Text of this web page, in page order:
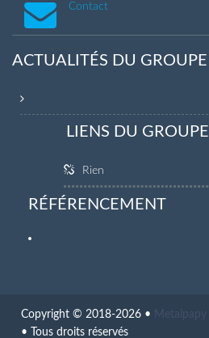
Contact
ACTUALITÉS DU GROUPE
LIENS DU GROUPE
Rien
RÉFÉRENCEMENT
Copyright © 2018-2026 •
Metalpapy
• Tous droits réservés